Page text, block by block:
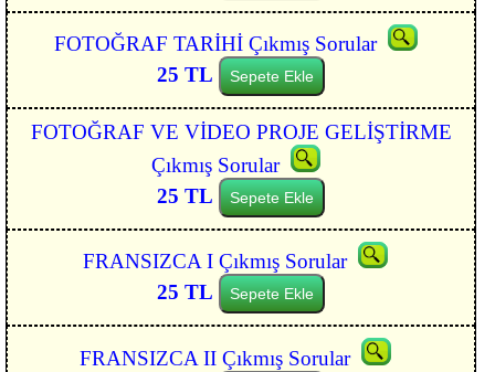
FOTOĞRAF TARİHİ Çıkmış Sorular
25 TL
Sepete Ekle
FOTOĞRAF VE VİDEO PROJE GELİŞTİRME
Çıkmış Sorular
25 TL
Sepete Ekle
FRANSIZCA I Çıkmış Sorular
25 TL
Sepete Ekle
FRANSIZCA II Çıkmış Sorular